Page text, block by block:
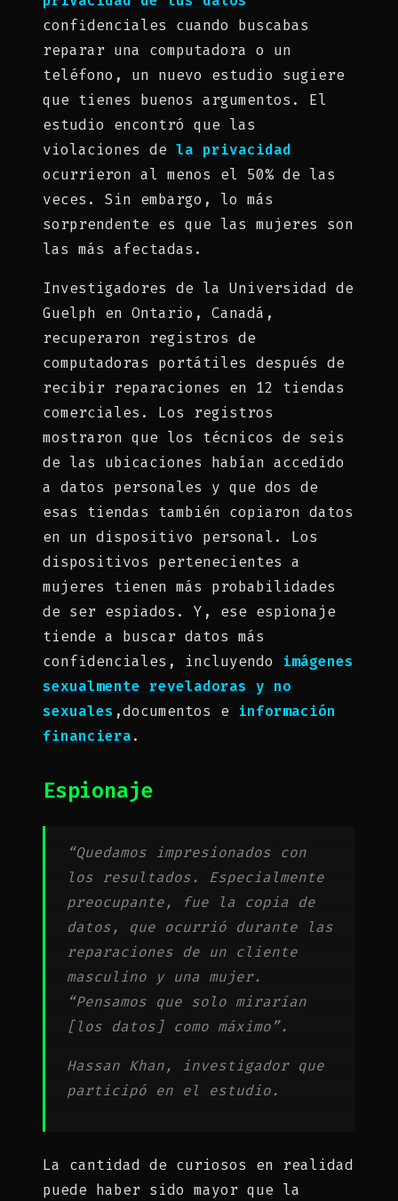
confidenciales cuando buscabas
reparar una computadora o un
teléfono, un nuevo estudio sugiere
que tienes buenos argumentos. El
estudio encontró que las
violaciones de la privacidad
ocurrieron al menos el 50% de las
veces. Sin embargo, lo más
sorprendente es que las mujeres son
las más afectadas.
Investigadores de la Universidad de
Guelph en Ontario, Canadá,
recuperaron registros de
computadoras portátiles después de
recibir reparaciones en 12 tiendas
comerciales. Los registros
mostraron que los técnicos de seis
de las ubicaciones habían accedido
a datos personales y que dos de
esas tiendas también copiaron datos
en un dispositivo personal. Los
dispositivos pertenecientes a
mujeres tienen más probabilidades
de ser espiados. Y, ese espionaje
tiende a buscar datos más
confidenciales, incluyendo imágenes
sexualmente reveladoras y no
sexuales ,documentos e información
financiera.
Espionaje
“Quedamos impresionados con
los resultados. Especialmente
preocupante, fue la copia de
datos, que ocurrió durante las
reparaciones de un cliente
masculino y una mujer.
“Pensamos que solo mirarían
[los datos] como máximo”.
Hassan Khan, investigador que
participó en el estudio.
La cantidad de curiosos en realidad
puede haber sido mayor que la